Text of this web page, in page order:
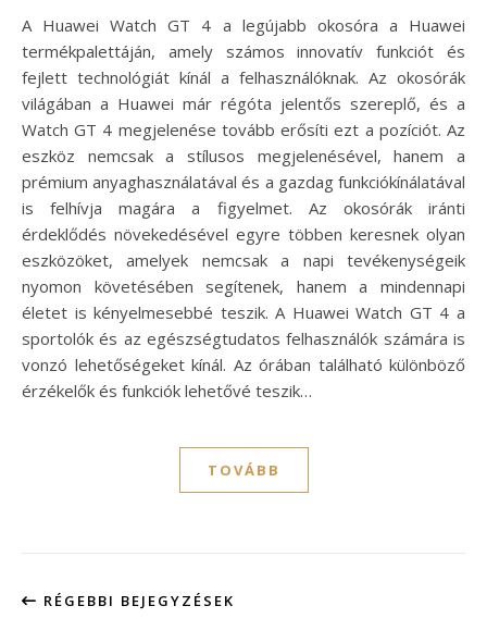
A Huawei Watch GT 4 a legújabb okosóra a Huawei
termékpalettáján, amely számos innovatív funkciót és
fejlett technológiát kínál a felhasználóknak. Az okosórák
világában a Huawei már régóta jelentős szereplő, és a
Watch GT 4 megjelenése tovább erősíti ezt a pozíciót. Az
eszköz nemcsak a stílusos megjelenésével, hanem a
prémium anyaghasználatával és a gazdag funkciókínálatával
is felhívja magára a figyelmet. Az okosórák iránti
érdeklődés növekedésével egyre többen keresnek olyan
eszközöket, amelyek nemcsak a napi tevékenységeik
nyomon követésében segítenek, hanem a mindennapi
életet is kényelmesebbé teszik. A Huawei Watch GT 4 a
sportolók és az egészségtudatos felhasználók számára is
vonzó lehetőségeket kínál. Az órában található különböző
érzékelők és funkciók lehetővé teszik…
TOVÁBB
RÉGEBBI BEJEGYZÉSEK